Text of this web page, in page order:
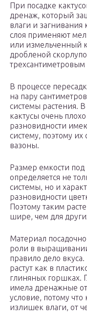
При посадке
дренаж, который
влаги и загнивания
слоя применяют
или измельченный
дробленой
трехсантиметровым
В процессе
на пару
системы растения.
кактусы очень
разновидности
систему, поэтому
вазоны.
Размер емкости под
определяется не
системы, но и
разновидности
Поэтому таким
шире, чем для
Материал
роли в
правило дело
растут как в
глиняных горшках.
имела дренажные
условие, потому что
излишек влаги, от